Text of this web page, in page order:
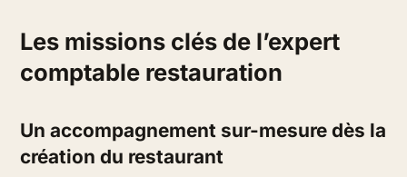
Les missions clés de l’expert
comptable restauration
Un accompagnement sur-mesure dès la
création du restaurant